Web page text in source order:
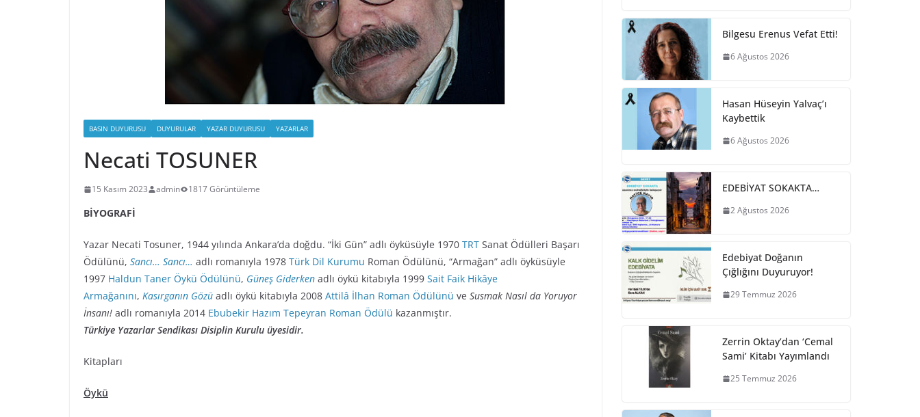
BASIN DUYURUSU DUYURULAR YAZAR DUYURUSU YAZARLAR
Necati TOSUNER
15 Kasım 2023 admin 1817 Görüntüleme
BİYOGRAFİ
Yazar Necati Tosuner, 1944 yılında Ankara’da doğdu. “İki Gün” adlı öyküsüyle 1970 TRT Sanat Ödülleri Başarı
Ödülünü, Sancı… Sancı… adlı romanıyla 1978 Türk Dil Kurumu Roman Ödülünü, “Armağan” adlı öyküsüyle
1997 Haldun Taner Öykü Ödülünü, Güneş Giderken adlı öykü kitabıyla 1999 Sait Faik Hikâye
Armağanını, Kasırganın Gözü adlı öykü kitabıyla 2008 Attilâ İlhan Roman Ödülünü ve Susmak Nasıl da Yoruyor
İnsanı! adlı romanıyla 2014 Ebubekir Hazım Tepeyran Roman Ödülü kazanmıştır.
Türkiye Yazarlar Sendikası Disiplin Kurulu üyesidir.
Kitapları
Öykü
Bilgesu Erenus Vefat Etti!
6 Ağustos 2026
Hasan Hüseyin Yalvaç’ı
Kaybettik
6 Ağustos 2026
EDEBİYAT SOKAKTA…
2 Ağustos 2026
Edebiyat Doğanın
Çığlığını Duyuruyor!
29 Temmuz 2026
Zerrin Oktay’dan ‘Cemal
Sami’ Kitabı Yayımlandı
25 Temmuz 2026